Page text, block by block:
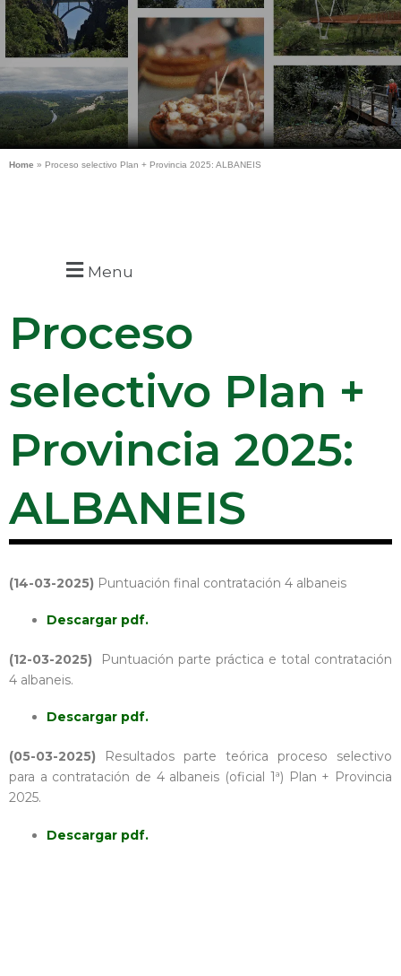
Home » Proceso selectivo Plan + Provincia 2025: ALBANEIS
Menu
Proceso
selectivo Plan +
Provincia 2025:
ALBANEIS
(14-03-2025) Puntuación final contratación 4 albaneis
Descargar pdf.
(12-03-2025) Puntuación parte práctica e total contratación
4 albaneis.
Descargar pdf.
(05-03-2025) Resultados parte teórica proceso selectivo
para a contratación de 4 albaneis (oficial 1ª) Plan + Provincia
2025.
Descargar pdf.